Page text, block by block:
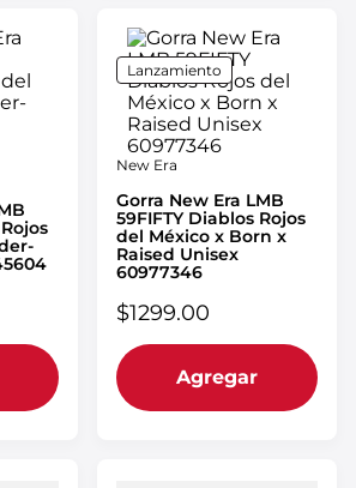
Lanzamiento
New Era
Gorra New Era LMB
59FIFTY Diablos Rojos
del México x Born x
Raised Unisex
60977346
$1299.00
Agregar